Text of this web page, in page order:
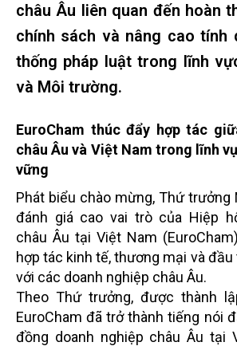
châu Âu liên quan đến hoàn
chính sách và nâng cao tính
thống pháp luật trong lĩnh
và Môi trường.
EuroCham thúc đẩy hợp tác
châu Âu và Việt Nam trong lĩnh
vững
Phát biểu chào mừng, Thứ trưởng
đánh giá cao vai trò của Hiệp
châu Âu tại Việt Nam
hợp tác kinh tế, thương mại và
với các doanh nghiệp châu Âu.
Theo Thứ trưởng, được thành
EuroCham đã trở thành tiếng nói
đồng doanh nghiệp châu Âu tại